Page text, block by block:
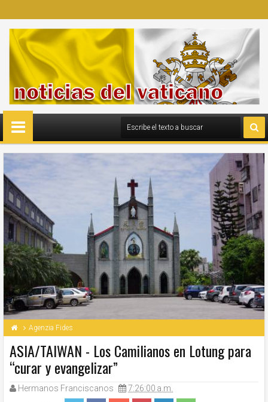
Agenzia Fides
ASIA/TAIWAN - Los Camilianos en Lotung para
“curar y evangelizar”
Hermanos Franciscanos 7:26:00 a.m.